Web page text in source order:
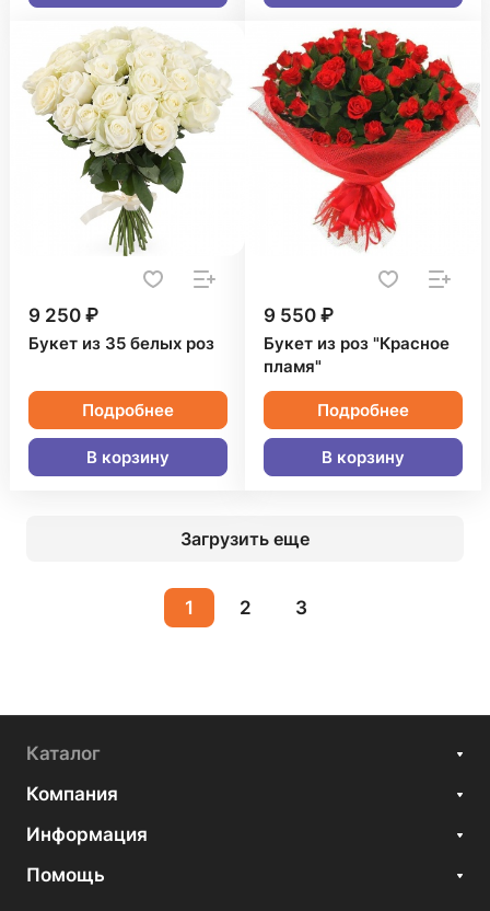
9 250 ₽
Букет из 35 белых роз
Подробнее
В корзину
9 550 ₽
Букет из роз "Красное
пламя"
Подробнее
В корзину
Загрузить еще
1 2 3
Каталог
Компания
Информация
Помощь